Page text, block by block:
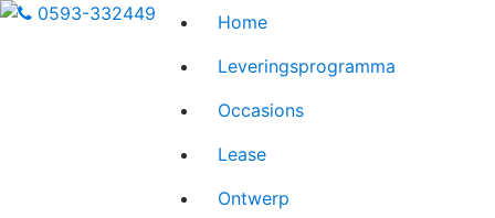
0593-332449
Home
Leveringsprogramma
Occasions
Lease
Ontwerp